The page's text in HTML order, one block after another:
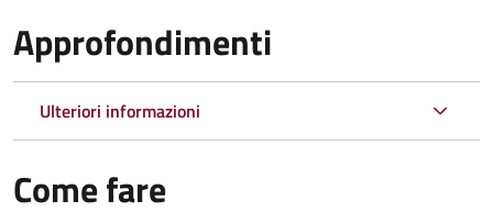
Approfondimenti
Ulteriori informazioni
Come fare